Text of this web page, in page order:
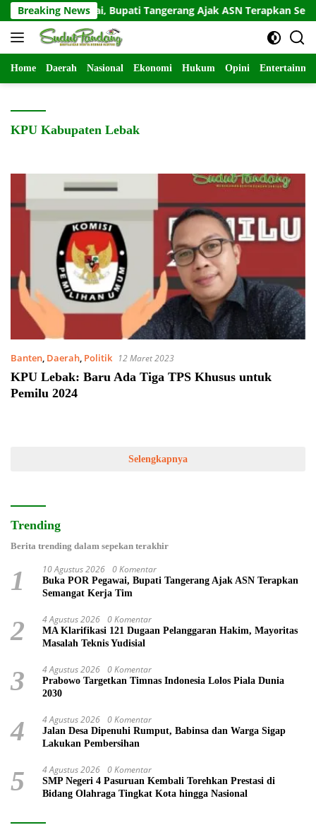
Langsung
ke
konten
Breaking News
POR Pegawai, Bupati Tangerang Ajak ASN Terapkan
Home Daerah Nasional Ekonomi Hukum Opini
KPU Kabupaten Lebak
Banten, Daerah, Politik 12 Maret 2023
KPU Lebak: Baru Ada Tiga TPS Khusus untuk
Pemilu 2024
Selengkapnya
Trending
Berita trending dalam sepekan terakhir
1 10 Agustus 2026 0 Komentar
Buka POR Pegawai, Bupati Tangerang Ajak ASN Terapkan
Semangat Kerja Tim
2 4 Agustus 2026 0 Komentar
MA Klarifikasi 121 Dugaan Pelanggaran Hakim, Mayoritas
Masalah Teknis Yudisial
3 4 Agustus 2026 0 Komentar
Prabowo Targetkan Timnas Indonesia Lolos Piala Dunia
2030
4 4 Agustus 2026 0 Komentar
Jalan Desa Dipenuhi Rumput, Babinsa dan Warga Sigap
Lakukan Pembersihan
5 4 Agustus 2026 0 Komentar
SMP Negeri 4 Pasuruan Kembali Torehkan Prestasi di
Bidang Olahraga Tingkat Kota hingga Nasional